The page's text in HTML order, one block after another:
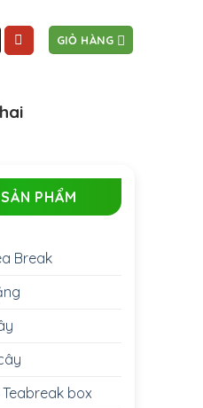
GIỎ HÀNG
PHẨM
Break
box